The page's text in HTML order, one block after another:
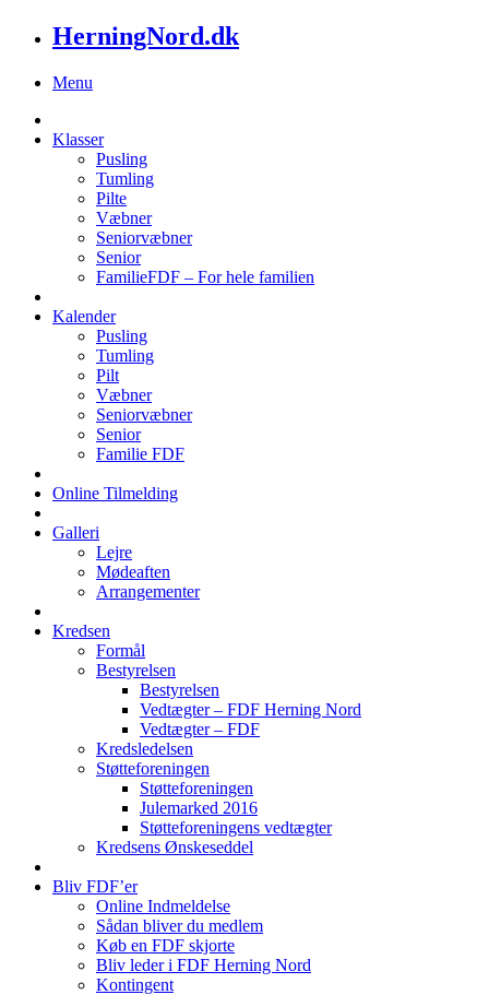
HerningNord.dk
Menu
Klasser
Pusling
Tumling
Pilte
Væbner
Seniorvæbner
Senior
FamilieFDF – For hele familien
Kalender
Pusling
Tumling
Pilt
Væbner
Seniorvæbner
Senior
Familie FDF
Online Tilmelding
Galleri
Lejre
Mødeaften
Arrangementer
Kredsen
Formål
Bestyrelsen
Bestyrelsen
Vedtægter – FDF Herning Nord
Vedtægter – FDF
Kredsledelsen
Støtteforeningen
Støtteforeningen
Julemarked 2016
Støtteforeningens vedtægter
Kredsens Ønskeseddel
Bliv FDF’er
Online Indmeldelse
Sådan bliver du medlem
Køb en FDF skjorte
Bliv leder i FDF Herning Nord
Kontingent